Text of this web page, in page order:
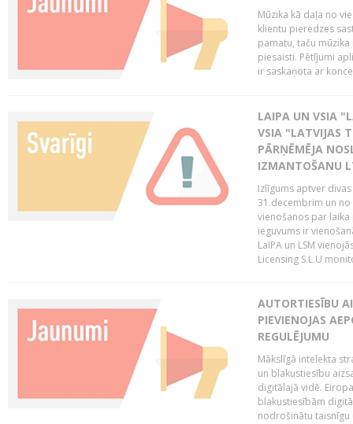
Mūzika kā daļa no
klientu pieredzes
pamatu, taču
piesaisti. Pētījumi
ir saskaņota ar
LAIPA UN VSIA
VSIA "LATVIJAS
PĀRŅĒMĒJA
IZMANTOŠANU
Izlīgums aptver
31.decembrim un no
vienošanos par
ieguvums ir
LaIPA un LSM
Licensing S.L.U
AUTORTIESĪBU
PIEVIENOJAS
REGULĒJUMU
Mākslīgā intelekta
un blakustiesību
digitālajā vidē.
blakustiesībām
nodrošinātu taisnīgu